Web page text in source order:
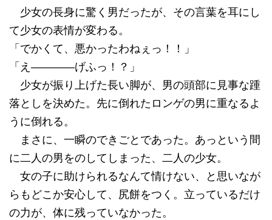
少女の長身に驚く男だったが、その言葉を耳にし
て少女の表情が変わる。
「でかくて、悪かったわねぇっ！！」
「え――――げふっ！？」
少女が振り上げた長い脚が、男の頭部に見事な踵
落としを決めた。先に倒れたロンゲの男に重なるよ
うに倒れる。
まさに、一瞬のできごとであった。あっという間
に二人の男をのしてしまった、二人の少女。
女の子に助けられるなんて情けない、と思いなが
らもどこか安心して、尻餅をつく。立っているだけ
の力が、体に残っていなかった。